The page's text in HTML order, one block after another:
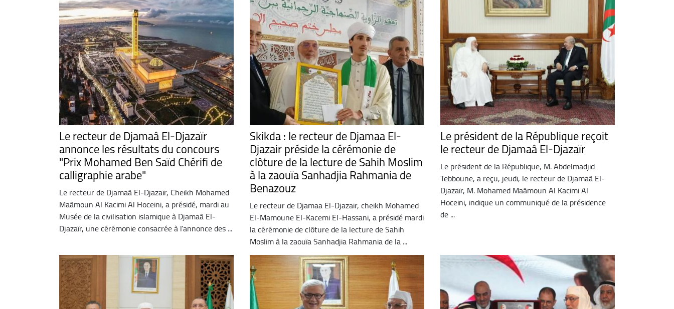
Le recteur de Djamaâ El-Djazaïr
annonce les résultats du concours
"Prix Mohamed Ben Saïd Chérifi de
calligraphie arabe"
Le recteur de Djamaâ El-Djazaïr, Cheikh Mohamed
Maâmoun Al Kacimi Al Hoceini, a présidé, mardi au
Musée de la civilisation islamique à Djamaâ El-
Djazaïr, une cérémonie consacrée à l’annonce des ...
Skikda : le recteur de Djamaa El-
Djazair préside la cérémonie de
clôture de la lecture de Sahih Moslim
à la zaouïa Sanhadjia Rahmania de
Benazouz
Le recteur de Djamaa El-Djazair, cheikh Mohamed
El-Mamoune El-Kacemi El-Hassani, a présidé mardi
la cérémonie de clôture de la lecture de Sahih
Moslim à la zaouïa Sanhadjia Rahmania de la ...
Le président de la République reçoit
le recteur de Djamaâ El-Djazaïr
Le président de la République, M. Abdelmadjid
Tebboune, a reçu, jeudi, le recteur de Djamaâ El-
Djazaïr, M. Mohamed Maâmoun Al Kacimi Al
Hoceini, indique un communiqué de la présidence
de ...